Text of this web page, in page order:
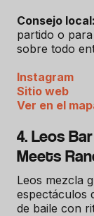
Consejo local:
partido o
sobre todo
Instagram
Sitio web
Ver en el
4. Leos
Meets
Leos mezcla
espectáculos
de baile con